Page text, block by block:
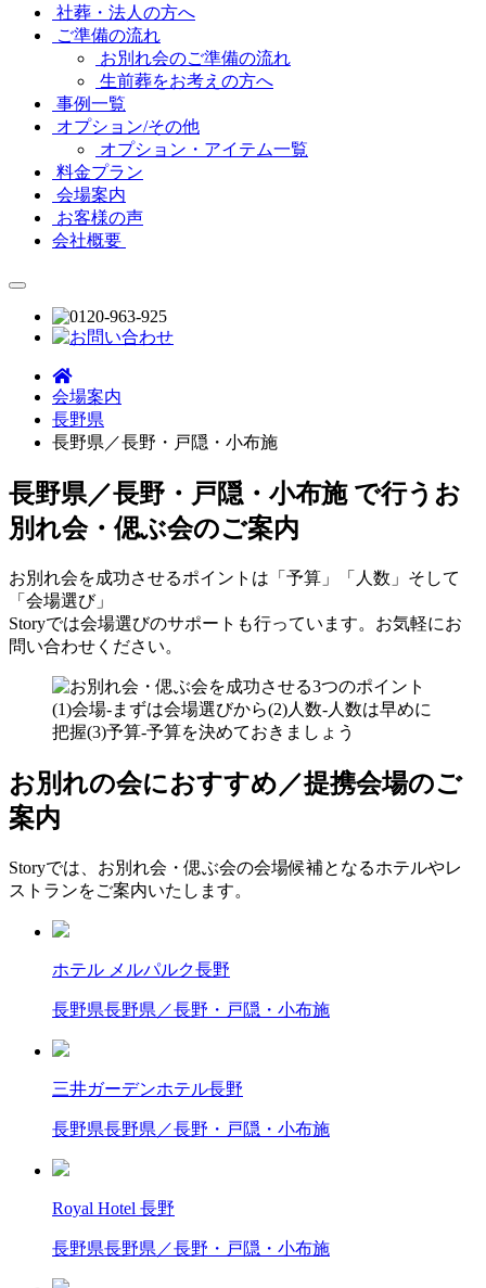
社葬・法人の方へ
ご準備の流れ
お別れ会のご準備の流れ
生前葬をお考えの方へ
事例一覧
オプション/その他
オプション・アイテム一覧
料金プラン
会場案内
お客様の声
会社概要
会場案内
長野県
長野県／長野・戸隠・小布施
長野県／長野・戸隠・小布施 で行う お
別れ会・偲ぶ会のご案内
お別れ会を成功させるポイントは「予算」「人数」そして
「会場選び」
Storyでは会場選びのサポートも行っています。お気軽にお
問い合わせください。
お別れの会におすすめ／提携会場のご
案内
Storyでは、お別れ会・偲ぶ会の会場候補となるホテルやレ
ストランをご案内いたします。
ホテル メルパルク長野
長野県長野県／長野・戸隠・小布施
三井ガーデンホテル長野
長野県長野県／長野・戸隠・小布施
Royal Hotel 長野
長野県長野県／長野・戸隠・小布施